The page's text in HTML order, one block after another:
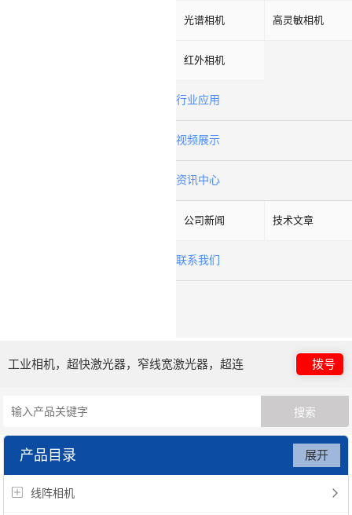
光谱相机 高灵敏相机
红外相机
行业应用
视频展示
资讯中心
公司新闻 技术文章
联系我们
工业相机，超快激光器，窄线宽激光器，超连
续谱光源，光子晶体光纤
拨号
产品目录
线阵相机
展开